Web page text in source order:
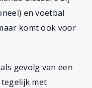
en voetbal
komt ook voor
gevolg van een
met